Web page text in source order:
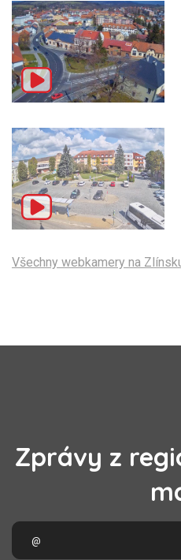
Všechny webkamery na
Zprávy z